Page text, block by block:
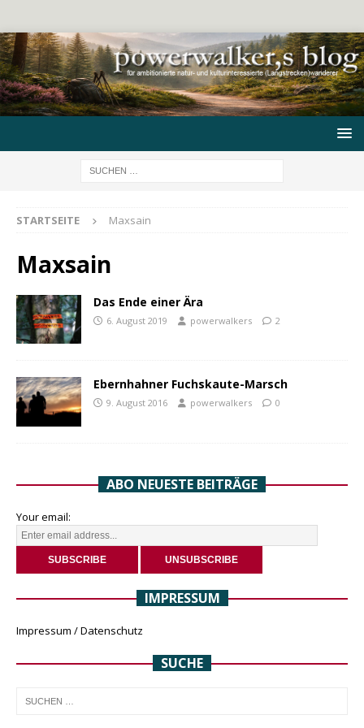
STARTSEITE Maxsain
Maxsain
Das Ende einer Ära
6. August 2019 powerwalkers 2
Ebernhahner Fuchskaute-Marsch
9. August 2016 powerwalkers 0
ABO NEUESTE BEITRÄGE
Your email:
IMPRESSUM
Impressum / Datenschutz
SUCHE